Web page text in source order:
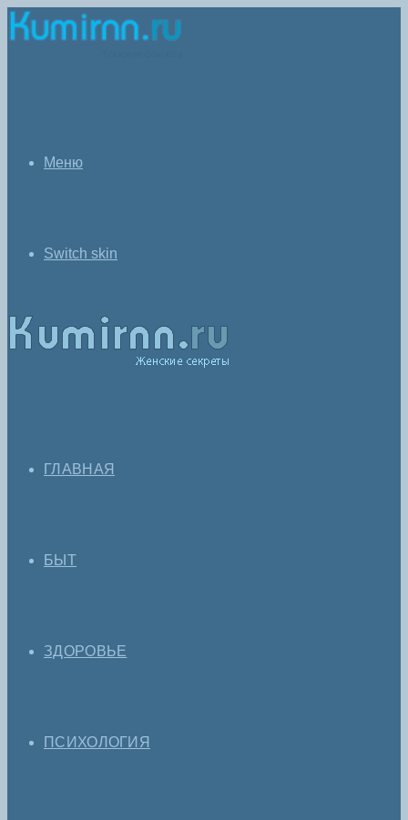
Меню
Switch skin
ГЛАВНАЯ
БЫТ
ЗДОРОВЬЕ
ПСИХОЛОГИЯ